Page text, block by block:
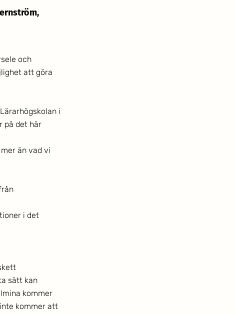
och
att göra
i
på det här
än vad vi
i det
sätt kan
kommer
kommer att